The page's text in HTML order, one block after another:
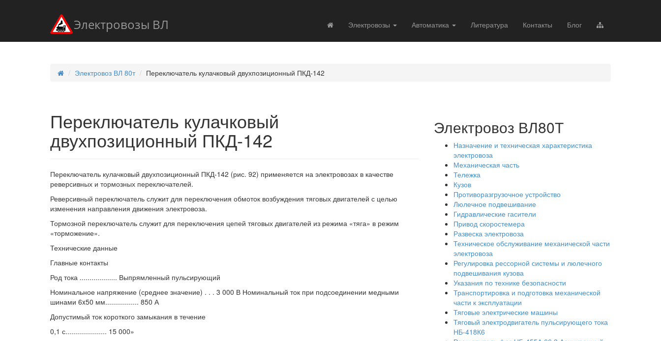
Электровозы ВЛ Электровозы Автоматика Литература Контакты Блог
Электровоз ВЛ 80т Переключатель кулачковый двухпозиционный ПКД-142
Переключатель кулачковый
двухпозиционный ПКД-142
Переключатель кулачковый двухпозиционный ПКД-142 (рис. 92) применяется на электровозах в качестве
реверсивных и тормозных переключателей.
Реверсивный переключатель служит для переключения обмоток возбуждения тяговых двигателей с целью
изменения направления движения электровоза.
Тормозной переключатель служит для переключения цепей тяговых двигателей из режима «тяга» в режим
«торможение».
Технические данные
Главные контакты
Род тока ................... Выпрямленный пульсирующий
Номинальное напряжение (среднее значение) . . . 3 000 В Номинальный ток при подсоединении медными
шинами 6x50 мм................. 850 А
Допустимый ток короткого замыкания в течение
0,1 с..................... 15 000»
Электровоз ВЛ80Т
Назначение и техническая характеристика
электровоза
Механическая часть
Тележка
Кузов
Противоразгрузочное устройство
Люлечное подвешивание
Гидравлические гасители
Привод скоростемера
Развеска электровоза
Техническое обслуживание механической части
электровоза
Регулировка рессорной системы и люлечного
подвешивания кузова
Указания по технике безопасности
Транспортировка и подготовка механической
части к эксплуатации
Тяговые электрические машины
Тяговый электродвигатель пульсирующего тока
НБ-418К6